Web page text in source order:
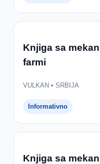
Knjiga sa
farmi
VULKAN • SRBIJA
Informativno
Knjiga sa